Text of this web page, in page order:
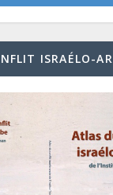
ISRAÉLO-